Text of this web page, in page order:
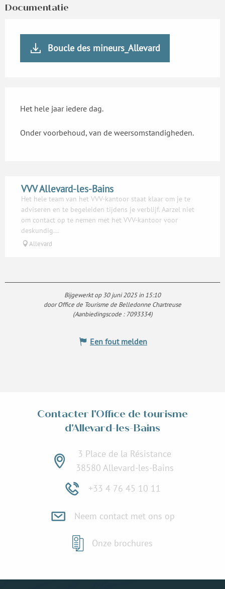
Documentatie
Boucle des mineurs_Allevard
Het hele jaar iedere dag.
Onder voorbehoud, van de weersomstandigheden.
VVV Allevard-les-Bains
Het hele team van het VVV-kantoor staat klaar om je te
adviseren en te begeleiden tijdens je verblijf. Aarzel niet
om contact op te nemen met het VVV-kantoor voor
deskundig...
Allevard
Bijgewerkt op 30 juni 2025 in 15:10
door Office de Tourisme de Belledonne Chartreuse
(Aanbiedingscode :7093334)
Een fout melden
Contacter l'Office de tourisme
d'Allevard-les-Bains
3 Place de la Résistance
38580 Allevard-les-Bains
+33 4 76 45 10 11
Neem contact met ons op
Onze brochures